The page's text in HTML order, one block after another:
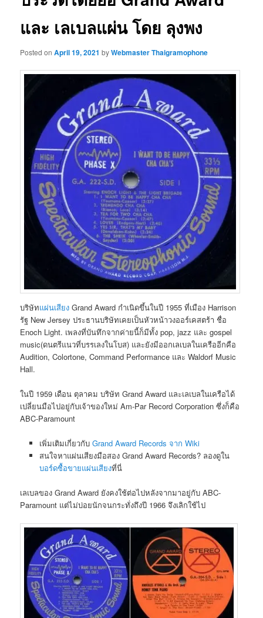
และ เลเบลแผ่น โดย ลุงพง
Posted onApril 19, 2021 byWebmaster Thaigramophone
บริษัทแผ่นเสียง Grand Award กำเนิดขึ้นในปี 1955 ที่เมือง Harrison
รัฐ New Jersey ประธานบริษัทเคยเป็นหัวหน้าวงออร์เคสตร้า ชื่อ
Enoch Light. เพลงที่บันทึกจากค่ายนี้ก็มีทั้ง pop, jazz และ gospel
music(ดนตรีแนวที่บรรเลงในโบส) และยังมีออกเลเบลในเครืออีกคือ
Audition, Colortone, Command Performance และ Waldorf Music
Hall.
ในปี 1959 เดือน ตุลาคม บริษัท Grand Award และเลเบลในเครือได้
เปลี่ยนมือไปอยู่กับเจ้าของใหม่ Am-Par Record Corporation ซึ่งก็คือ
ABC-Paramount
เพิ่มเติมเกี่ยวกับ Grand Award Records จาก Wiki
สนใจหาแผ่นเสียงมือสอง Grand Award Records? ลองดูใน
บอร์ดซื้อขายแผ่นเสียงที่นี่
เลเบลของ Grand Award ยังคงใช้ต่อไปหลังจากมาอยู่กับ ABC-
Paramount แต่ไม่บ่อยนักจนกระทั่งถึงปี 1966 จึงเลิกใช้ไป